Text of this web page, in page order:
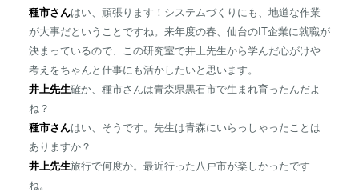
種市さんはい、頑張ります！システムづくりにも、地道な作業
が大事だということですね。来年度の春、仙台のIT企業に就職が
決まっているので、この研究室で井上先生から学んだ心がけや
考えをちゃんと仕事にも活かしたいと思います。
井上先生確か、種市さんは青森県黒石市で生まれ育ったんだよ
ね？
種市さんはい、そうです。先生は青森にいらっしゃったことは
ありますか？
井上先生旅行で何度か。最近行った八戸市が楽しかったです
ね。